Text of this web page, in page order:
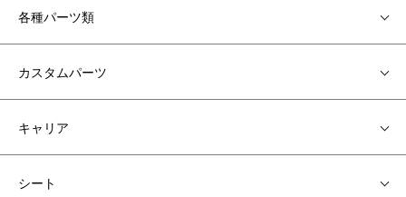
各種パーツ類
カスタムパーツ
キャリア
シート